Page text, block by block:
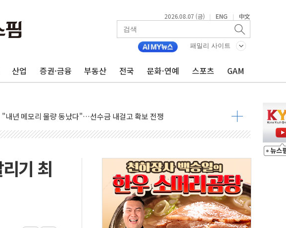
2026.08.07 (금) | ENG | 中文
패밀리 사이트
산업 증권·금융 부동산 전국 문화·연예 스포츠 GAM
AI 메모리 향한 뜨거운 관심…SK하이닉스, FMS서 '풀스택' 기술력 과시
건설 불황 속 내실 다진 한샘…B2B 확장으로 성장동력 확보
현대지에프홀딩스, 자사주 1000억 연내 소각…2분기 영업익 853억
관광객 3000만명 목표인데…외국인 숙박 부가세 환급 앞당겨 종료
美 정보 당국 "푸틴, 몇 년 내 NATO 결속력 시험하려 한정적 침공 가능성"
인도, 바이오가스 생산에 3.5조원 투입키로...'에너지 자립' 일환
서울시, 정비사업으로 주택 36% 늘었다...공급부족 전 시장 규제 탓 커
신인류콘텐츠, 핀란드 AI 기업 Audission Oy와 운영 파트너십 체결
"일부 존치" vs "전면 개발"…서리풀2구역 갈등, 협의 테이블에
기 최